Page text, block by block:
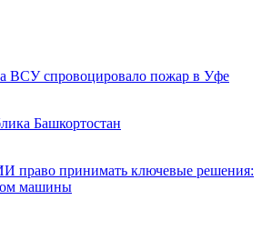
ВСУ спровоцировало пожар в Уфе
Башкортостан
право принимать ключевые решения:
машины